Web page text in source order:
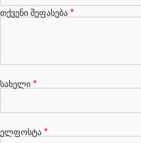
თქვენი შეფასება *
სახელი *
ელფოსტა *